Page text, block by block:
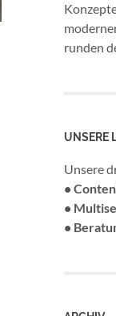
runden
UNSERE
Unsere
•
•
•